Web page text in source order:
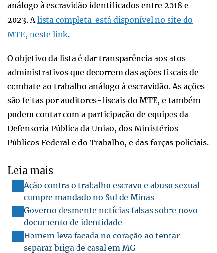
análogo à escravidão identificados entre 2018 e
2023. Alista completa está disponível no site do
MTE, neste link.
O objetivo da lista é dar transparência aos atos
administrativos que decorrem das ações fiscais de
combate ao trabalho análogo à escravidão. As ações
são feitas por auditores-fiscais do MTE, e também
podem contar com a participação de equipes da
Defensoria Pública da União, dos Ministérios
Públicos Federal e do Trabalho, e das forças policiais.
Leia mais
Ação contra o trabalho escravo e abuso sexual
cumpre mandado no Sul de Minas
Governo desmente notícias falsas sobre novo
documento de identidade
Homem leva facada no coração ao tentar
separar briga de casal em MG